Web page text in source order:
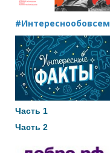
Часть 1
Часть 2